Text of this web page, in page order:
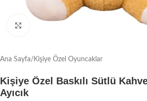
Ana Sayfa/ Kişiye Özel Oyuncaklar
Kişiye Özel Baskılı Sütlü
Ayıcık